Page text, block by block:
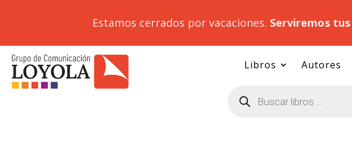
Estamos cerrados por vacaciones. Serviremos
Libros Autores
productos